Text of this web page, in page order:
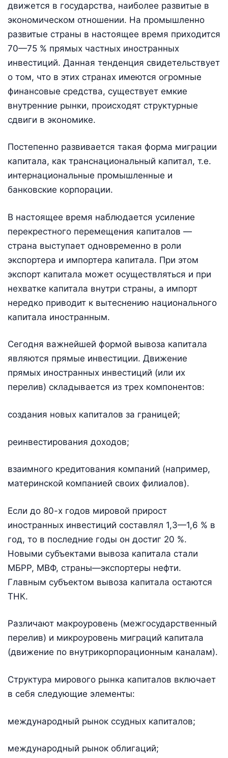
движется в государства, наиболее развитые в
экономическом отношении. На промышленно
развитые страны в настоящее время приходится
70—75 % прямых частных иностранных
инвестиций. Данная тенденция свидетельствует
о том, что в этих странах имеются огромные
финансовые средства, существует емкие
внутренние рынки, происходят структурные
сдвиги в экономике.
Постепенно развивается такая форма миграции
капитала, как транснациональный капитал, т.е.
интернациональные промышленные и
банковские корпорации.
В настоящее время наблюдается усиление
перекрестного перемещения капиталов —
страна выступает одновременно в роли
экспортера и импортера капитала. При этом
экспорт капитала может осуществляться и при
нехватке капитала внутри страны, а импорт
нередко приводит к вытеснению национального
капитала иностранным.
Сегодня важнейшей формой вывоза капитала
являются прямые инвестиции. Движение
прямых иностранных инвестиций (или их
перелив) складывается из трех компонентов:
создания новых капиталов за границей;
реинвестирования доходов;
взаимного кредитования компаний (например,
материнской компанией своих филиалов).
Если до 80-х годов мировой прирост
иностранных инвестиций составлял 1,3—1,6 % в
год, то в последние годы он достиг 20 %.
Новыми субъектами вывоза капитала стали
МБРР, МВФ, страны—экспортеры нефти.
Главным субъектом вывоза капитала остаются
ТНК.
Различают макроуровень (межгосударственный
перелив) и микроуровень миграций капитала
(движение по внутрикорпорационным каналам).
Структура мирового рынка капиталов включает
в себя следующие элементы:
международный рынок ссудных капиталов;
международный рынок облигаций;